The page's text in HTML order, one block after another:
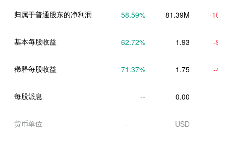
归属于普通股东的净利润 58.59% 81.39M -
基本每股收益 62.72% 1.93 -
稀释每股收益 71.37% 1.75 -
每股派息 -- 0.00
货币单位 -- USD --